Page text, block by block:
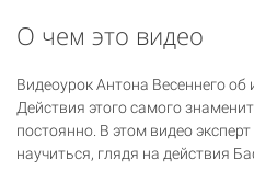
О чем это видео
Видеоурок Антона Весеннего об
Действия этого самого
постоянно. В этом видео
научиться, глядя на действия